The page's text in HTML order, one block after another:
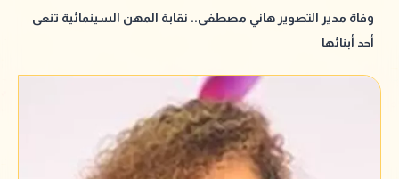
وفاة مدير التصوير هاني مصطفى.. نقابة المهن السينمائية تنعى
أحد أبنائها